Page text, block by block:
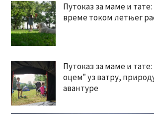
Путоказ за маме и
време током летњег
Путоказ за маме и
оцемˮ уз ватру,
авантуре